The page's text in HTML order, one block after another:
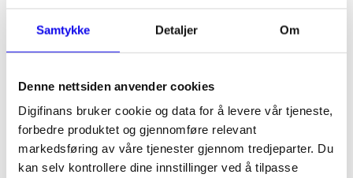
Samtykke Detaljer Om
Denne nettsiden anvender cookies
Digifinans bruker cookie og data for å levere vår tjeneste,
forbedre produktet og gjennomføre relevant
markedsføring av våre tjenester gjennom tredjeparter. Du
kan selv kontrollere dine innstillinger ved å tilpasse